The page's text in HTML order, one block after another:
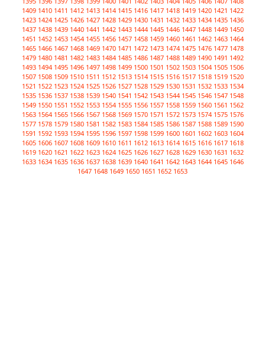
1409 1410 1411 1412 1413 1414 1415 1416 1417 1418 1419 1420 1421 1422
1423 1424 1425 1426 1427 1428 1429 1430 1431 1432 1433 1434 1435 1436
1437 1438 1439 1440 1441 1442 1443 1444 1445 1446 1447 1448 1449 1450
1451 1452 1453 1454 1455 1456 1457 1458 1459 1460 1461 1462 1463 1464
1465 1466 1467 1468 1469 1470 1471 1472 1473 1474 1475 1476 1477 1478
1479 1480 1481 1482 1483 1484 1485 1486 1487 1488 1489 1490 1491 1492
1493 1494 1495 1496 1497 1498 1499 1500 1501 1502 1503 1504 1505 1506
1507 1508 1509 1510 1511 1512 1513 1514 1515 1516 1517 1518 1519 1520
1521 1522 1523 1524 1525 1526 1527 1528 1529 1530 1531 1532 1533 1534
1535 1536 1537 1538 1539 1540 1541 1542 1543 1544 1545 1546 1547 1548
1549 1550 1551 1552 1553 1554 1555 1556 1557 1558 1559 1560 1561 1562
1563 1564 1565 1566 1567 1568 1569 1570 1571 1572 1573 1574 1575 1576
1577 1578 1579 1580 1581 1582 1583 1584 1585 1586 1587 1588 1589 1590
1591 1592 1593 1594 1595 1596 1597 1598 1599 1600 1601 1602 1603 1604
1605 1606 1607 1608 1609 1610 1611 1612 1613 1614 1615 1616 1617 1618
1619 1620 1621 1622 1623 1624 1625 1626 1627 1628 1629 1630 1631 1632
1633 1634 1635 1636 1637 1638 1639 1640 1641 1642 1643 1644 1645 1646
1647 1648 1649 1650 1651 1652 1653